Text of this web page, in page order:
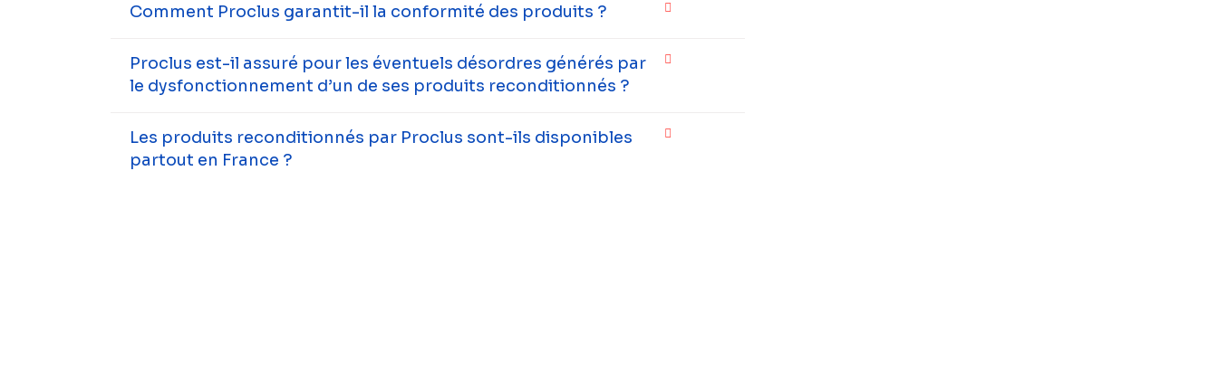
Comment Proclus garantit-il la conformité des produits ?
Proclus est-il assuré pour les éventuels désordres générés par
le dysfonctionnement d’un de ses produits reconditionnés ?
Les produits reconditionnés par Proclus sont-ils disponibles
partout en France ?